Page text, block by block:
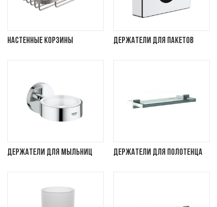
Настенные корзины Держатели для пакетов
Держатели для мыльниц Держатели для полотенца